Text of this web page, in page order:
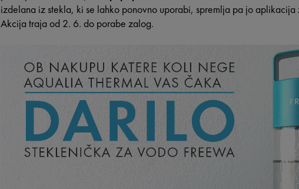
izdelana iz stekla, ki se lahko ponovno uporabi, spremlja pa jo
Akcija traja od 2. 6. do porabe zalog.